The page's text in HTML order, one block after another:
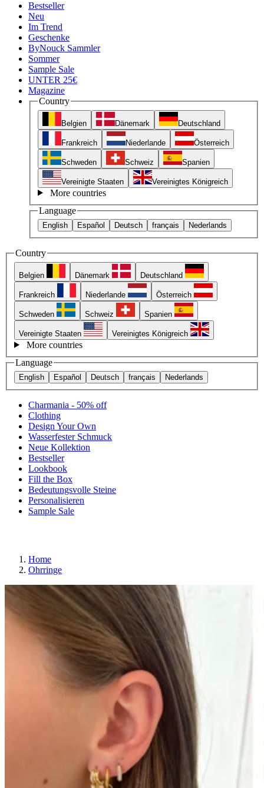
Bestseller
Neu
Im Trend
Geschenke
ByNouck Sammler
Sommer
Sample Sale
UNTER 25€
Magazine
Country
Belgien Dänemark Deutschland
Frankreich Niederlande Österreich
Schweden Schweiz Spanien
Vereinigte Staaten Vereinigtes Königreich
More countries
Language
English Español Deutsch français Nederlands
Country
Belgien Dänemark Deutschland
Frankreich Niederlande Österreich
Schweden Schweiz Spanien
Vereinigte Staaten Vereinigtes Königreich
More countries
Language
English Español Deutsch français Nederlands
Charmania - 50% off
Clothing
Design Your Own
Wasserfester Schmuck
Neue Kollektion
Bestseller
Lookbook
Fill the Box
Bedeutungsvolle Steine
Personalisieren
Sample Sale
Home
Ohrringe